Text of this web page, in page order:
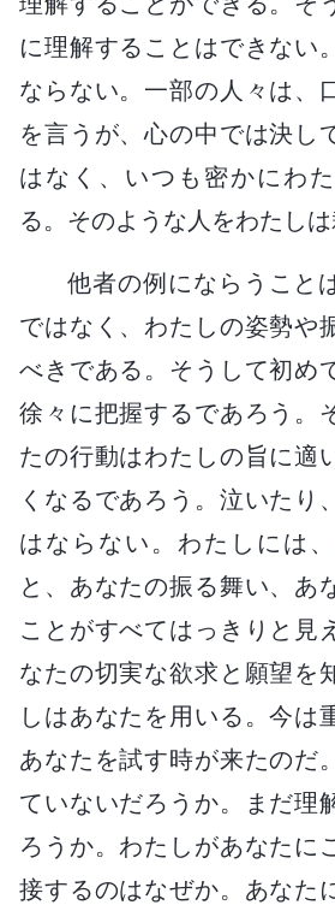
に理解することはできない
ならない。一部の人々は、
を言うが、心の中では決し
はなく、いつも密かにわ
る。そのような人をわたしは
他者の例にならうこと
ではなく、わたしの姿勢や
べきである。そうして初め
徐々に把握するであろう。
たの行動はわたしの旨に適
くなるであろう。泣いたり
はならない。わたしには
と、あなたの振る舞い、あ
ことがすべてはっきりと見
なたの切実な欲求と願望を
しはあなたを用いる。今は
あなたを試す時が来たのだ
ていないだろうか。まだ理
ろうか。わたしがあなたに
接するのはなぜか。あなた